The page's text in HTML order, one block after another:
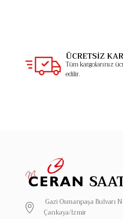
ÜCRETSİZ
Tüm kargolarınız
edilir.
Gazi Osmanpaşa Bulvarı
Çankaya/İzmir